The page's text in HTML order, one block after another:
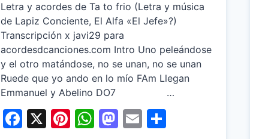
Letra y acordes de Ta to frio (Letra y música
de Lapiz Conciente, El Alfa «El Jefe»?)
Transcripción x javi29 para
acordesdcanciones.com Intro Uno peleándose
y el otro matándose, no se unan, no se unan
Ruede que yo ando en lo mío FAm Llegan
Emmanuel y Abelino DO7 …
Facebook
X Pinterest
WhatsApp
Mastodon
EmailShare